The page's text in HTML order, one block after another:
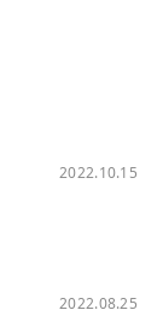
2022.10.15
2022.08.25